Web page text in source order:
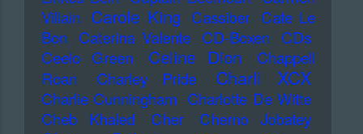
Villain Carole King Cassiber Cate Le
Bon
Caterina Valente CD-Boxen
CDs
Ceelo Green
Celine Dion
Chappell
Roan
Charley Pride Charli XCX
Charlie Cunningham Charlotte De Witte
Cheb Khaled
Cher Cherno Jobatey